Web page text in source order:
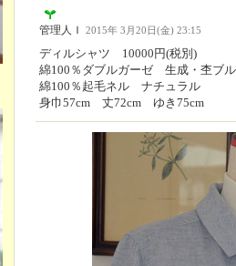
管理人Ｉ 2015年 3月20日(金) 23:15
ディルシャツ 10000円(税別)
綿100％ダブルガーゼ 生成・杢ブ
綿100％起毛ネル ナチュラル
身巾57cm 丈72cm ゆき75cm